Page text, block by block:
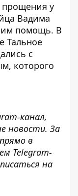
прощения у
Вадима
им помощь. В
Тальное
с
, которого
канал,
новости. За
в
Telegram-
на